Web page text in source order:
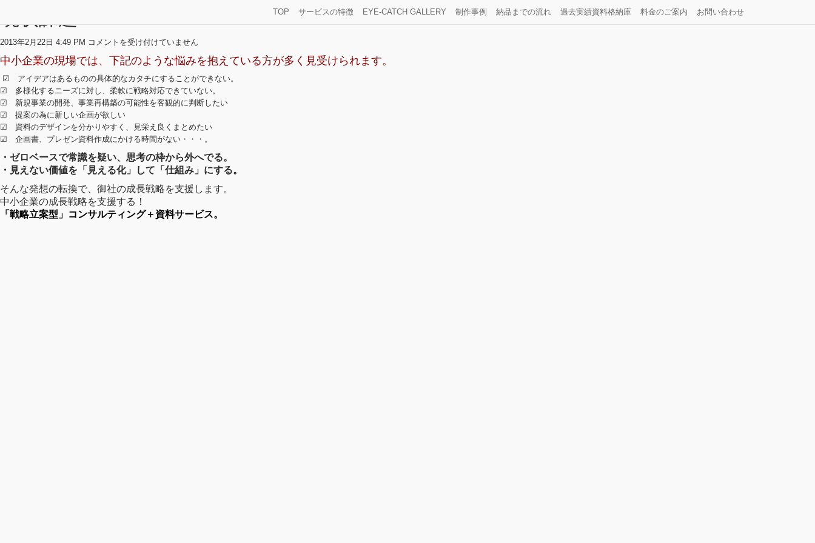
TOP サービスの特徴 EYE-CATCH GALLERY 制作事例 納品までの流れ 過去実績資料格納庫 料金のご案内 お問い合わせ
2013年2月22日 4:49 PM 現
課
題
は
コメントを受け付けていません
中小企業の現場では、下記のような悩みを抱えている方が多く見受けられます。
☑︎ アイデアはあるものの具体的なカタチにすることができない。
☑︎ 多様化するニーズに対し、柔軟に戦略対応できていない。
☑︎ 新規事業の開発、事業再構築の可能性を客観的に判断したい
☑︎ 提案の為に新しい企画が欲しい
☑︎ 資料のデザインを分かりやすく、見栄え良くまとめたい
☑︎ 企画書、プレゼン資料作成にかける時間がない・・・。
・ゼロベースで常識を疑い、思考の枠から外へでる。
・見えない価値を「見える化」して「仕組み」にする。
そんな発想の転換で、御社の成長戦略を支援します。
中小企業の成長戦略を支援する！
「戦略立案型」コンサルティング＋資料サービス。